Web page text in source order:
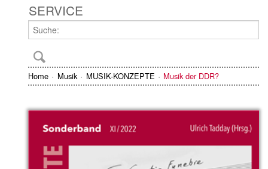
SERVICE
Home Musik MUSIK-KONZEPTE Musik der DDR?